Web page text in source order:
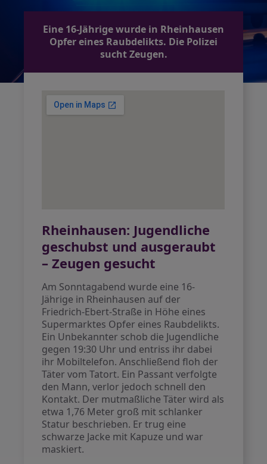
Eine 16-Jährige wurde in Rheinhausen
Opfer eines Raubdelikts. Die Polizei
sucht Zeugen.
Rheinhausen: Jugendliche
geschubst und ausgeraubt
– Zeugen gesucht
Am Sonntagabend wurde eine 16-
Jährige in Rheinhausen auf der
Friedrich-Ebert-Straße in Höhe eines
Supermarktes Opfer eines Raubdelikts.
Ein Unbekannter schob die Jugendliche
gegen 19:30 Uhr und entriss ihr dabei
ihr Mobiltelefon. Anschließend floh der
Täter vom Tatort. Ein Passant verfolgte
den Mann, verlor jedoch schnell den
Kontakt. Der mutmaßliche Täter wird als
etwa 1,76 Meter groß mit schlanker
Statur beschrieben. Er trug eine
schwarze Jacke mit Kapuze und war
maskiert.